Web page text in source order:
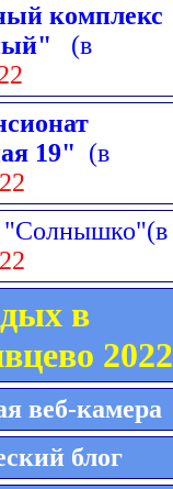
комплекс
(в
19" (в
"Солнышко"(в
в
2022
веб-камера
блог